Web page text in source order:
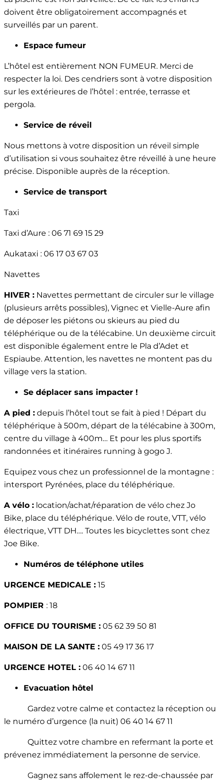
doivent être obligatoirement accompagnés et
surveillés par un parent.
Espace fumeur
L’hôtel est entièrement NON FUMEUR. Merci de
respecter la loi. Des cendriers sont à votre disposition
sur les extérieures de l’hôtel : entrée, terrasse et
pergola.
Service de réveil
Nous mettons à votre disposition un réveil simple
d’utilisation si vous souhaitez être réveillé à une heure
précise. Disponible auprès de la réception.
Service de transport
Taxi
Taxi d’Aure : 06 71 69 15 29
Aukataxi : 06 17 03 67 03
Navettes
HIVER : Navettes permettant de circuler sur le village
(plusieurs arrêts possibles), Vignec et Vielle-Aure afin
de déposer les piétons ou skieurs au pied du
téléphérique ou de la télécabine. Un deuxième circuit
est disponible également entre le Pla d’Adet et
Espiaube. Attention, les navettes ne montent pas du
village vers la station.
Se déplacer sans impacter !
A pied : depuis l’hôtel tout se fait à pied ! Départ du
téléphérique à 500m, départ de la télécabine à 300m,
centre du village à 400m… Et pour les plus sportifs
randonnées et itinéraires running à gogo J.
Equipez vous chez un professionnel de la montagne :
intersport Pyrénées, place du téléphérique.
A vélo : location/achat/réparation de vélo chez Jo
Bike, place du téléphérique. Vélo de route, VTT, vélo
électrique, VTT DH…. Toutes les bicyclettes sont chez
Joe Bike.
Numéros de téléphone utiles
URGENCE MEDICALE : 15
POMPIER : 18
OFFICE DU TOURISME : 05 62 39 50 81
MAISON DE LA SANTE : 05 49 17 36 17
URGENCE HOTEL : 06 40 14 67 11
Evacuation hôtel
Gardez votre calme et contactez la réception ou
le numéro d’urgence (la nuit) 06 40 14 67 11
Quittez votre chambre en refermant la porte et
prévenez immédiatement la personne de service.
Gagnez sans affolement le rez-de-chaussée par